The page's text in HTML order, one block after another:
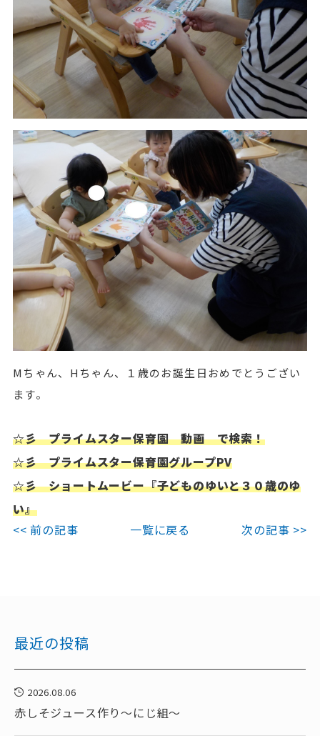
Mちゃん、Hちゃん、１歳のお誕生日おめでとうござい
ます。
☆彡 プライムスター保育園 動画 で検索！
☆彡 プライムスター保育園グループPV
☆彡 ショートムービー『子どものゆいと３０歳のゆ
い』
<< 前の記事
一覧に戻る 次の記事 >>
最近の投稿
2026.08.06
赤しそジュース作り～にじ組～